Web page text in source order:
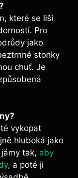
které se liší
Pro
jako
stonky
chuť. Je
vykopat
hluboká jako
tak, aby
, a poté ji